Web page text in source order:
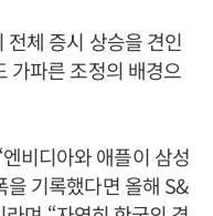
체 증시 상승을 견인
가파른 조정의 배경으
비디아와 애플이 삼성
기록했다면 올해 S&